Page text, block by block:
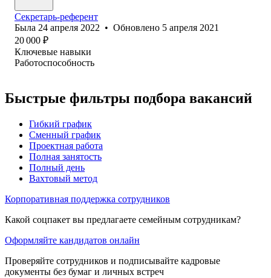
Секретарь-референт
Была 24 апреля 2022 • Обновлено 5 апреля 2021
20 000 ₽
Ключевые навыки
Работоспособность
Быстрые фильтры подбора вакансий
Гибкий график
Сменный график
Проектная работа
Полная занятость
Полный день
Вахтовый метод
Корпоративная поддержка сотрудников
Какой соцпакет вы предлагаете семейным сотрудникам?
Оформляйте кандидатов онлайн
Проверяйте сотрудников и подписывайте кадровые
документы без бумаг и личных встреч